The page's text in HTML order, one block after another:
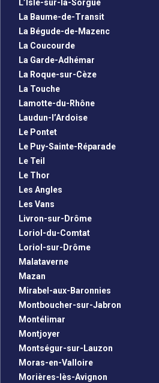
L’Isle-sur-la-Sorgue
La Baume-de-Transit
La Bégude-de-Mazenc
La Coucourde
La Garde-Adhémar
La Roque-sur-Cèze
La Touche
Lamotte-du-Rhône
Laudun-l’Ardoise
Le Pontet
Le Puy-Sainte-Réparade
Le Teil
Le Thor
Les Angles
Les Vans
Livron-sur-Drôme
Loriol-du-Comtat
Loriol-sur-Drôme
Malataverne
Mazan
Mirabel-aux-Baronnies
Montboucher-sur-Jabron
Montélimar
Montjoyer
Montségur-sur-Lauzon
Moras-en-Valloire
Morières-lès-Avignon